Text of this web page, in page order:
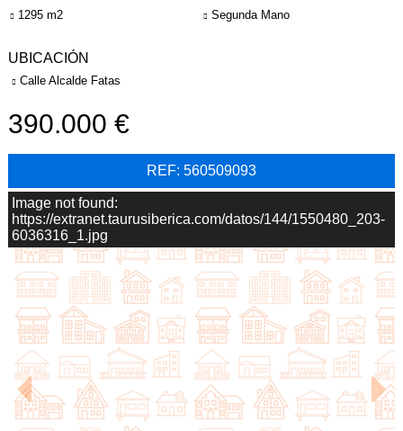
1295 m2 Segunda Mano
UBICACIÓN
Calle Alcalde Fatas
390.000
REF: 560509093
Image not found:
https://extranet.taurusiberica.com/datos/144/1550480_203-
6036316_1.jpg